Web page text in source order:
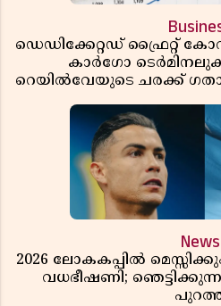
ഡെഡിക്കേറ്റഡ് ഫ്രൈറ്റ്
കാർഗോ
റെയിൽവേയുടെ ചരക്ക്
News
2026 ലോകകപ്പിൽ
വധഭീഷണി;